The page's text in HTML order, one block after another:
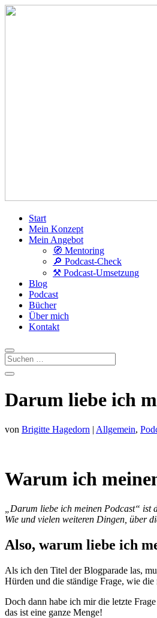
Start
Mein Konzept
Mein Angebot
🧭 Mentoring
🔎 Podcast-Check
⚒️ Podcast-Umsetzung
Blog
Podcast
Bücher
Über mich
Kontakt
Darum liebe ich
von Brigitte Hagedorn | Allgemein,
Warum ich
„Darum liebe ich meinen Podcast“
Wie und vielen weiteren Dingen, über
Also, warum liebe ich
Als ich den Titel der Blogparade las,
Hürden und die ständige Frage, wie
Doch dann habe ich mir die letzte
das ist eine ganze Menge!